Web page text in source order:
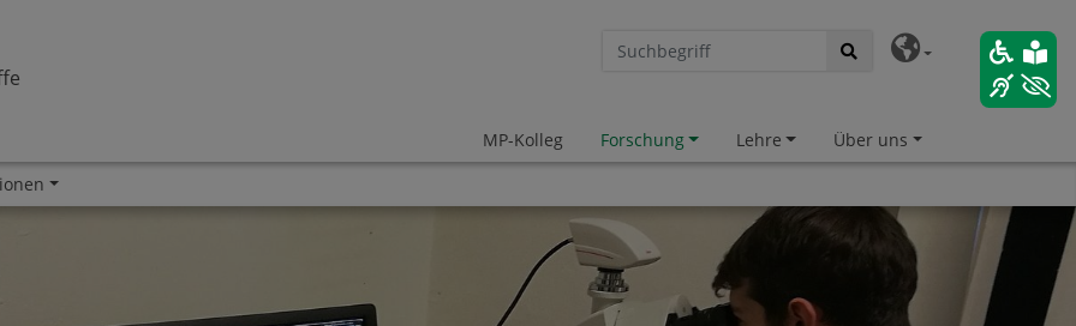
MP-Kolleg Forschung Lehre Über uns
Schnellzugriff
Nachrichten